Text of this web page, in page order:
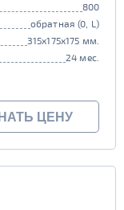
800
обратная (0, L)
315x175x175 мм.
24 мес.
ЦЕНУ